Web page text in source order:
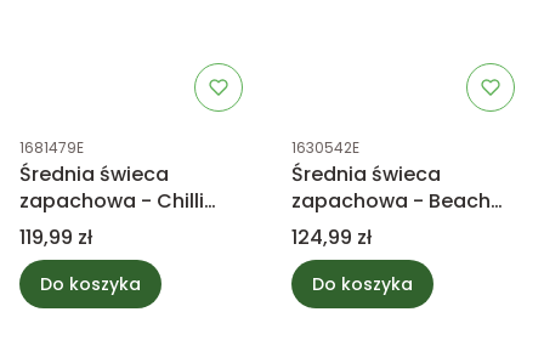
Kod produktu
1681479E
Średnia świeca
zapachowa - Chilli
Pepper Gelato -
WoodWick
Cena
119,99 zł
Do koszyka
Kod produktu
1630542E
Średnia świeca
zapachowa - Beach
Escape - Yankee
Candle
Cena
124,99 zł
Do koszyka